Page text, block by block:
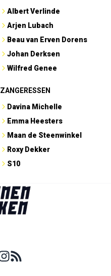
Albert Verlinde
Arjen Lubach
Beau van Erven Dorens
Johan Derksen
Wilfred Genee
ZANGERESSEN
Davina Michelle
Emma Heesters
Maan de Steenwinkel
Roxy Dekker
S10